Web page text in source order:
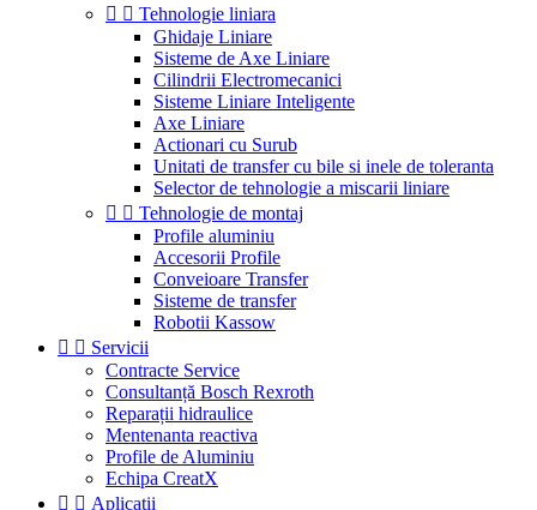
  Tehnologie liniara
Ghidaje Liniare
Sisteme de Axe Liniare
Cilindrii Electromecanici
Sisteme Liniare Inteligente
Axe Liniare
Actionari cu Surub
Unitati de transfer cu bile si inele de toleranta
Selector de tehnologie a miscarii liniare
  Tehnologie de montaj
Profile aluminiu
Accesorii Profile
Conveioare Transfer
Sisteme de transfer
Robotii Kassow
  Servicii
Contracte Service
Consultanță Bosch Rexroth
Reparații hidraulice
Mentenanta reactiva
Profile de Aluminiu
Echipa CreatX
  Aplicatii